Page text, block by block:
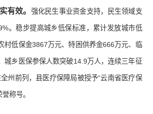
有效。 强化民生事业资金支持，民生领域支
。稳步提高城乡低保标准，累计发放城市低
村低保金3867万元、特困供养金666万元、临
城乡医保参保人数突破14.9万人，连续三年征
州前列，县医疗保障局被授予“云南省医疗保
称号。